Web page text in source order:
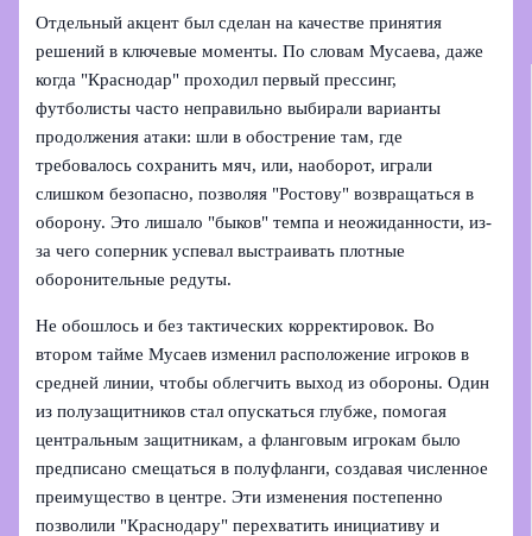
Отдельный акцент был сделан на качестве принятия
решений в ключевые моменты. По словам Мусаева, даже
когда "Краснодар" проходил первый прессинг,
футболисты часто неправильно выбирали варианты
продолжения атаки: шли в обострение там, где
требовалось сохранить мяч, или, наоборот, играли
слишком безопасно, позволяя "Ростову" возвращаться в
оборону. Это лишало "быков" темпа и неожиданности, из-
за чего соперник успевал выстраивать плотные
оборонительные редуты.
Не обошлось и без тактических корректировок. Во
втором тайме Мусаев изменил расположение игроков в
средней линии, чтобы облегчить выход из обороны. Один
из полузащитников стал опускаться глубже, помогая
центральным защитникам, а фланговым игрокам было
предписано смещаться в полуфланги, создавая численное
преимущество в центре. Эти изменения постепенно
позволили "Краснодару" перехватить инициативу и